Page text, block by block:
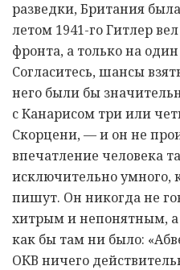
разведки, Британия
летом 1941-го Гитлер
фронта, а только на
Согласитесь, шансы
него были бы
с Канарисом три или
Скорцени, — и он не
впечатление человека
исключительно умного,
пишут. Он никогда не
хитрым и непонятным, а
как бы там ни было:
ОКВ ничего